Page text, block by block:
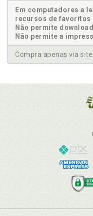
Em computadores a
recursos de favoritos
Não permite
Não permite a
Compra apenas via